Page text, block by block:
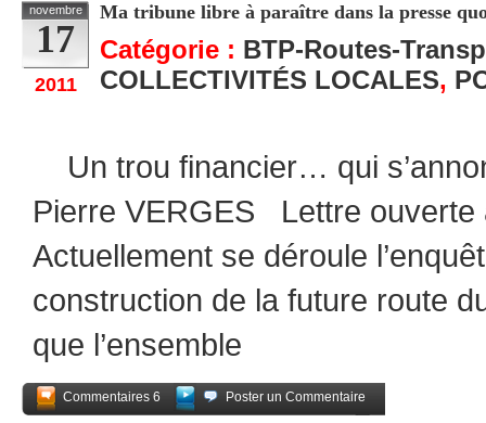
novembre
17
2011
Ma tribune libre à paraître dans la presse
Catégorie : BTP-Routes-
COLLECTIVITÉS LOCALES,
Un trou financier… qui
Pierre VERGES Lettre
Actuellement se déroule
construction de la future route
que l’ensemble
Commentaires 6
Poster un Commentaire